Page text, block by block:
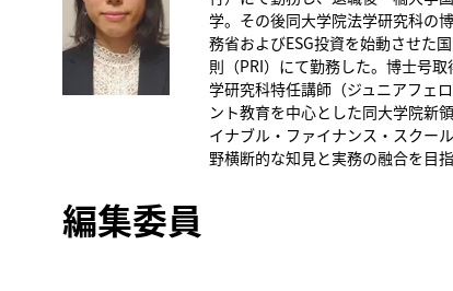
学。その後同大学院法学研究科の
務省およびESG投資を始動させた
則（PRI）にて勤務した。博士号
学研究科特任講師（ジュニアフェ
ント教育を中心とした同大学院新
イナブル・ファイナンス・スクー
野横断的な知見と実務の融合を目指
編集委員